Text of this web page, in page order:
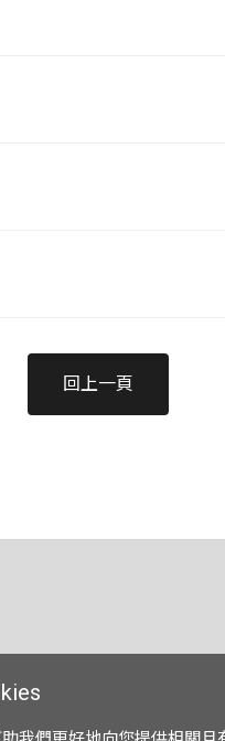
回上一頁